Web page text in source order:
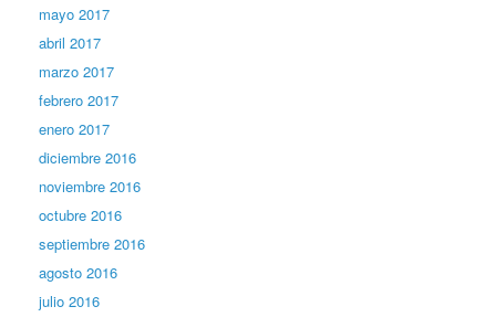
mayo 2017
abril 2017
marzo 2017
febrero 2017
enero 2017
diciembre 2016
noviembre 2016
octubre 2016
septiembre 2016
agosto 2016
julio 2016